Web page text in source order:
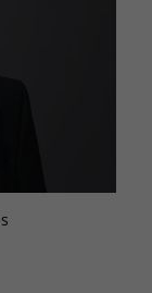
bei
zu speichern.
dass
Besuchen
werden.